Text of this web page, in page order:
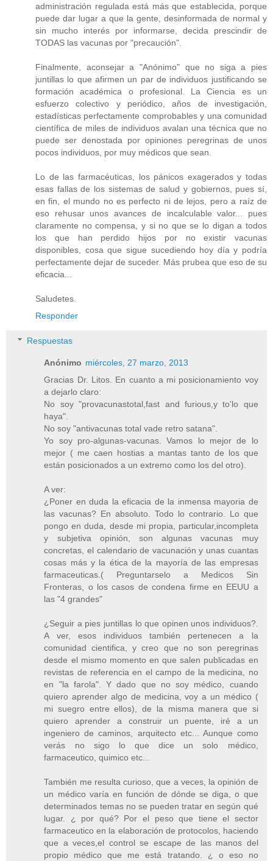
administración regulada está más que establecida, porque
puede dar lugar a que la gente, desinformada de normal y
sin mucho interés por informarse, decida prescindir de
TODAS las vacunas por "precaución".
Finalmente, aconsejar a "Anónimo" que no siga a pies
juntillas lo que afirmen un par de individuos justificando se
formación académica o profesional. La Ciencia es un
esfuerzo colectivo y periódico, años de investigación,
estadísticas perfectamente comprobables y una comunidad
científica de miles de individuos avalan una técnica que no
puede ser denostada por opiniones peregrinas de unos
pocos individuos, por muy médicos que sean.
Lo de las farmacéuticas, los pánicos exagerados y todas
esas fallas de los sistemas de salud y gobiernos, pues sí,
en fin, el mundo no es perfecto ni de lejos, pero a raíz de
eso rehusar unos avances de incalculable valor... pues
claramente no compensa, y si no que se lo digan a todos
los que han perdido hijos por no existir vacunas
disponibles, cosa que sigue sucediendo hoy día y podría
perfectamente dejar de suceder. Más prubea que eso de su
eficacia...
Saludetes.
Responder
Respuestas
Anónimo miércoles, 27 marzo, 2013
Gracias Dr. Litos. En cuanto a mi posicionamiento voy
a dejarlo claro:
No soy "provacunastotal,fast and furious,y to'lo que
haya".
No soy "antivacunas total vade retro satana".
Yo soy pro-algunas-vacunas. Vamos lo mejor de lo
mejor ( me caen hostias a mantas tanto de los que
están posicionados a un extremo como los del otro).
A ver:
¿Poner en duda la eficacia de la inmensa mayoria de
las vacunas? En absoluto. Todo lo contrario. Lo que
pongo en duda, desde mi propia, particular,incompleta
y subjetiva opinión, son algunas vacunas muy
concretas, el calendario de vacunación y unas cuantas
cosas más y la ética de la mayoría de las empresas
farmaceuticas.( Preguntarselo a Medicos Sin
Fronteras, o los casos de condena firme en EEUU a
las "4 grandes"
¿Seguir a pies juntillas lo que opinen unos individuos?.
A ver, esos individuos también pertenecen a la
comunidad cientifica, y creo que no son peregrinas
desde el mismo momento en que salen publicadas en
revistas de referencia en el campo de la medicina, no
en "la farola". Y dado que no soy médico, cuando
quiero aprender algo de medicina, voy a un médico (
mi suegro entre ellos), de la misma manera que si
quiero aprender a construir un puente, iré a un
ingeniero de caminos, arquitecto etc... Aunque como
verás no sigo lo que dice un solo médico,
farmaceutico, quimico etc...
También me resulta curioso, que a veces, la opinión de
un médico varía en función de dónde se diga, o que
determinados temas no se pueden tratar en según qué
lugar. ¿ por qué? Por el peso que tiene el sector
farmaceutico en la elaboración de protocolos, haciendo
que a veces,el control se escape de las manos del
propio médico que me está tratando. ¿ o eso no